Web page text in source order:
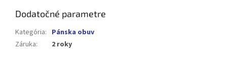
Dodatočné parametre
Kategória: Pánska obuv
Záruka: 2 roky